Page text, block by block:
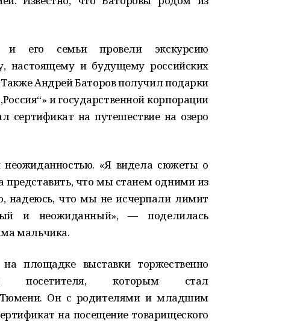
и его семьи провели экскурсию
настоящему и будущему российских
Андрей Баторов получил подарки
и государственной корпорации
сертификат на путешествие на озеро
«Я видела сюжеты о
представить, что мы станем одними из
надеюсь, что мы не исчерпали лимит
и неожиданный», — поделилась
мальчика.
площадке выставки торжественно
посетителя, которым стал
Тюмени. Он с родителями и младшим
на посещение товарищеского